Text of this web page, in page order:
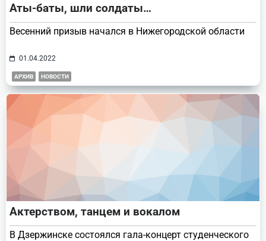
Аты-баты, шли солдаты…
Весенний призыв начался в Нижегородской области
01.04.2022
АРХИВ НОВОСТИ
Актерством, танцем и вокалом
В Дзержинске состоялся гала-концерт студенческого